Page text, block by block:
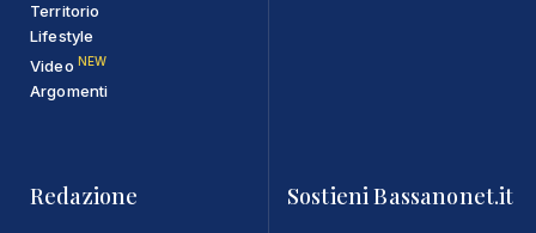
Territorio
Lifestyle
Video NEW
Argomenti
Redazione Sostieni Bassanonet.it